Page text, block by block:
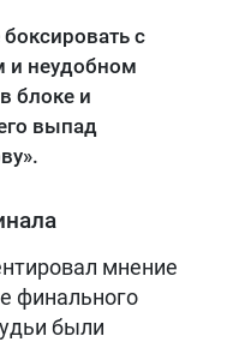
с
и неудобном
блоке и
выпад
мнение
финального
были